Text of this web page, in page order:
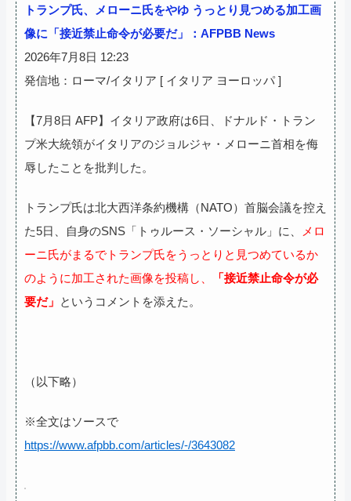
トランプ氏、メローニ氏をやゆ うっとり見つめる加工画
像に「接近禁止命令が必要だ」：AFPBB News
2026年7月8日 12:23
発信地：ローマ/イタリア [ イタリア ヨーロッパ ]
【7月8日 AFP】イタリア政府は6日、ドナルド・トラン
プ米大統領がイタリアのジョルジャ・メローニ首相を侮
辱したことを批判した。
トランプ氏は北大西洋条約機構（NATO）首脳会議を控え
た5日、自身のSNS「トゥルース・ソーシャル」に、
メロ
ーニ氏がまるでトランプ氏をうっとりと見つめているか
のように加工された画像を投稿し、
「接近禁止命令が必
要だ」 というコメントを添えた。
（以下略）
※全文はソースで
https://www.afpbb.com/articles/-/3643082